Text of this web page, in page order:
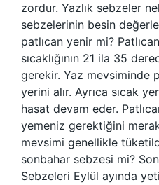
zordur. Yazlık sebzeler
sebzelerinin besin
patlıcan yenir mi?
sıcaklığının 21 ila 35
gerekir. Yaz mevsiminde
yerini alır. Ayrıca sıcak
hasat devam eder.
yemeniz gerektiğini
mevsimi genellikle
sonbahar sebzesi mi?
Sebzeleri Eylül ayında